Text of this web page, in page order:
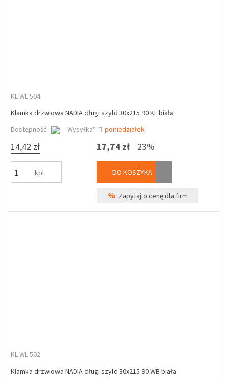
KL-WL-504
Klamka drzwiowa NADIA długi szyld 30x215 90 KL biała
Dostępność
Wysyłka*: poniedziałek
14,42 zł
kpl
17,74 zł 23%
DO KOSZYKA
% Zapytaj o cenę dla firm
KL-WL-502
Klamka drzwiowa NADIA długi szyld 30x215 90 WB biała